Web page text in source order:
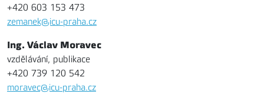
+420 603 153 473
zemanek@icu-praha.cz
Ing. Václav Moravec
vzdělávání, publikace
+420 739 120 542
moravec@icu-praha.cz